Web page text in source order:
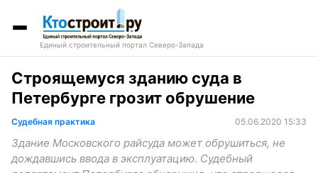
Единый строительный портал Северо-Запада
Строящемуся зданию суда в
Петербурге грозит обрушение
Судебная практика 05.06.2020 15:33
Здание Московского райсуда может обрушиться, не
дождавшись ввода в эксплуатацию. Судебный